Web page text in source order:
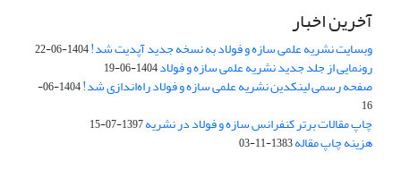
آخرین اخبار
وبسایت نشریه علمی سازه و فولاد به نسخه جدید آپدیت شد!1404-06-22
رونمایی از جلد جدید نشریه علمی سازه و فولاد1404-06-19
صفحه رسمی لینکدین نشریه علمی سازه و فولاد راه‌اندازی شد!
1404-06-
16
چاپ مقالات برتر کنفرانس سازه و فولاد در نشریه1397-07-15
هزینه چاپ مقاله1383-11-03